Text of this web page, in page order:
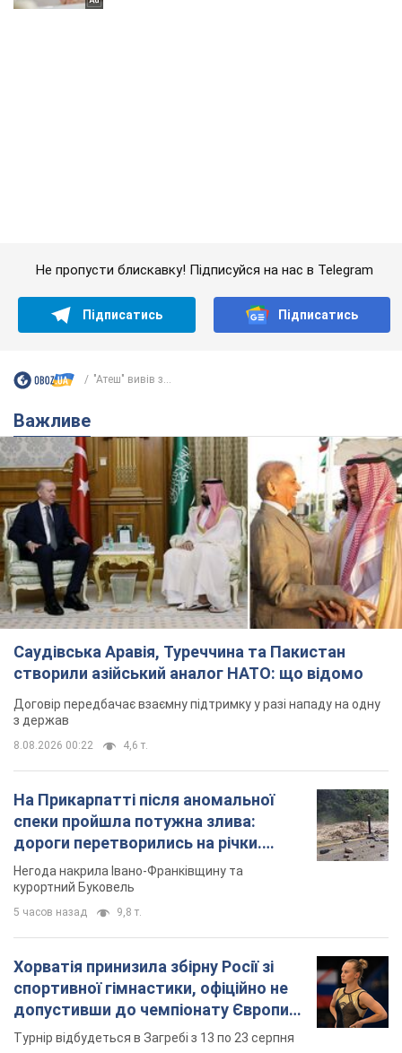
Саудівська Аравія, Туреччина та Пакистан
створили азійський аналог НАТО: що відомо
Договір передбачає взаємну підтримку у разі нападу на одну
з держав
8.08.2026 00:22 4,6 т.
На Прикарпатті після аномальної
спеки пройшла потужна злива:
дороги перетворились на річки.
Відео
курортний Буковель
5 часов назад 9,8 т.
Хорватія принизила збірну Росії зі
спортивної гімнастики, офіційно не
допустивши до чемпіонату Європи
основних спортсменів
Турнір відбудеться в Загребі з 13 по 23 серпня
5 часов назад 8,1 т.